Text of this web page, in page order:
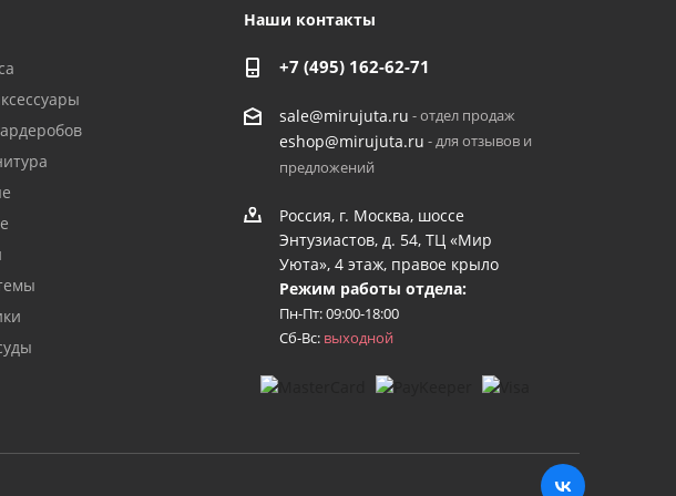
Наши контакты
+7 (495) 162-62-71
sale@mirujuta.ru - отдел продаж
eshop@mirujuta.ru - для отзывов и
предложений
Россия, г. Москва, шоссе
Энтузиастов, д. 54, ТЦ «Мир
Уюта», 4 этаж, правое крыло
Режим работы отдела:
Пн-Пт: 09:00-18:00
Сб-Вс: выходной